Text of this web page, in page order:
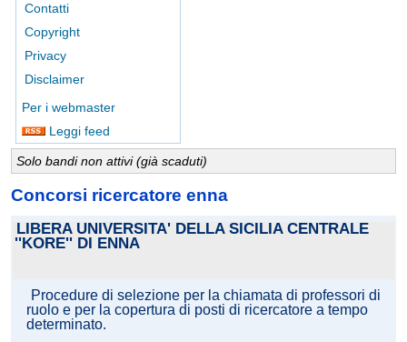
Contatti
Copyright
Privacy
Disclaimer
Per i webmaster
Leggi feed
Solo bandi non attivi (già scaduti)
Concorsi ricercatore enna
LIBERA UNIVERSITA' DELLA SICILIA CENTRALE
''KORE'' DI ENNA
Procedure di selezione per la chiamata di professori di
ruolo e per la copertura di posti di ricercatore a tempo
determinato.